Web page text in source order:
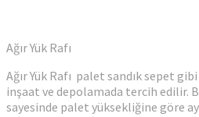
Ağır Yük Rafı
Ağır Yük Rafı palet sandık sepet
inşaat ve depolamada tercih edilir.
sayesinde palet yüksekliğine göre